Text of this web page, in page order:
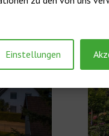
Einstellungen